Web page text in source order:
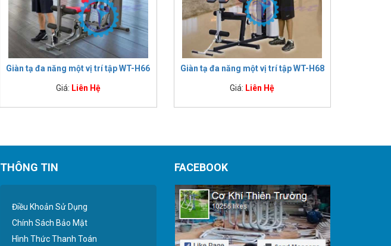
Giàn tạ đa năng một vị trí tập WT-H66
Giá: Liên Hệ
Giàn tạ đa năng một vị trí tập WT-H68
Giá: Liên Hệ
THÔNG TIN
Điều Khoản Sử Dụng
Chính Sách Bảo Mật
Hình Thức Thanh Toán
FACEBOOK